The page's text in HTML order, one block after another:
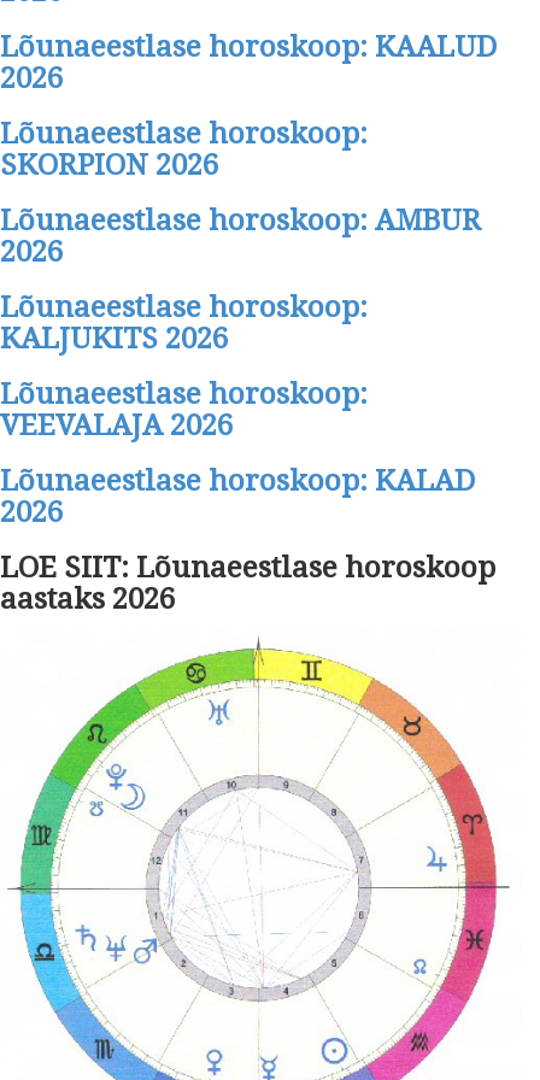
Lõunaeestlase horoskoop: KAALUD
2026
Lõunaeestlase horoskoop:
SKORPION 2026
Lõunaeestlase horoskoop: AMBUR
2026
Lõunaeestlase horoskoop:
KALJUKITS 2026
Lõunaeestlase horoskoop:
VEEVALAJA 2026
Lõunaeestlase horoskoop: KALAD
2026
LOE SIIT: Lõunaeestlase horoskoop
aastaks 2026